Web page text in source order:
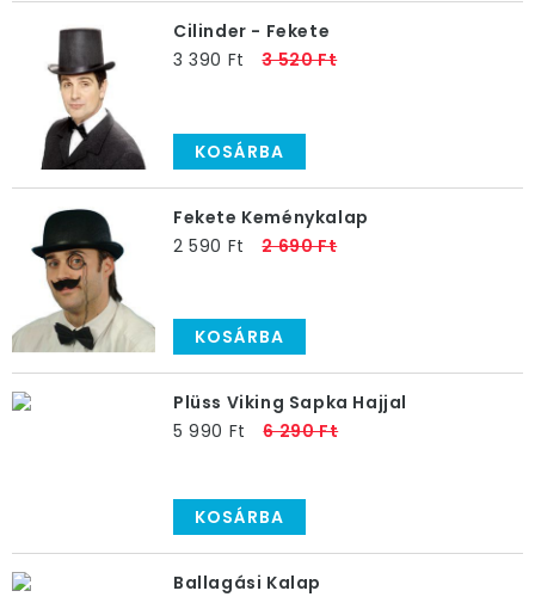
Cilinder - Fekete
3 390 Ft
3 520 Ft
KOSÁRBA
Fekete Keménykalap
2 590 Ft
2 690 Ft
KOSÁRBA
Plüss Viking Sapka Hajjal
5 990 Ft
6 290 Ft
KOSÁRBA
Ballagási Kalap